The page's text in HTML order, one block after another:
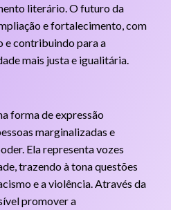
literário. O futuro da
e fortalecimento, com
e contribuindo para a
mais justa e igualitária.
forma de expressão
marginalizadas e
Ela representa vozes
trazendo à tona questões
e a violência. Através da
promover a